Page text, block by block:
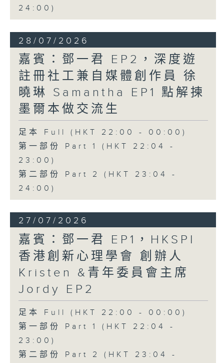
24:00)
28/07/2026
嘉賓：鄧一君 EP2，深度遊
註冊社工兼自媒體創作員 徐
曉琳 Samantha EP1 點解揀
墨爾本做交流生
足本 Full (HKT 22:00 - 00:00)
第一部份 Part 1 (HKT 22:04 -
23:00)
第二部份 Part 2 (HKT 23:04 -
24:00)
27/07/2026
嘉賓：鄧一君 EP1，HKSPI
香港創新心理學會 創辦人
Kristen &青年委員會主席
Jordy EP2
足本 Full (HKT 22:00 - 00:00)
第一部份 Part 1 (HKT 22:04 -
23:00)
第二部份 Part 2 (HKT 23:04 -